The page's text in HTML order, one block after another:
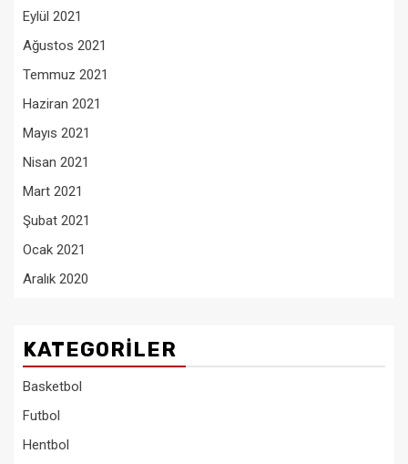
Eylül 2021
Ağustos 2021
Temmuz 2021
Haziran 2021
Mayıs 2021
Nisan 2021
Mart 2021
Şubat 2021
Ocak 2021
Aralık 2020
KATEGORILER
Basketbol
Futbol
Hentbol